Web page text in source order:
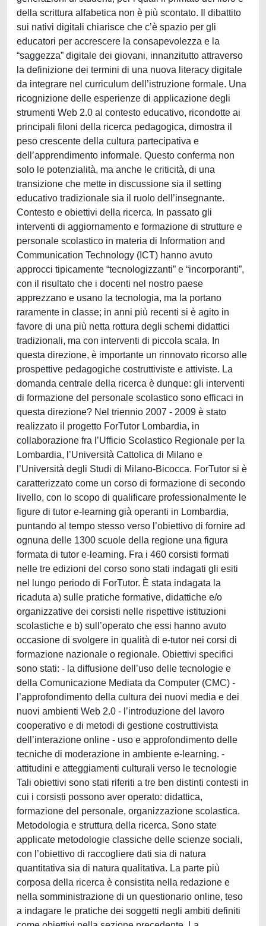
della scrittura alfabetica non è più scontato. Il dibattito
sui nativi digitali chiarisce che c’è spazio per gli
educatori per accrescere la consapevolezza e la
“saggezza” digitale dei giovani, innanzitutto attraverso
la definizione dei termini di una nuova literacy digitale
da integrare nel curriculum dell’istruzione formale. Una
ricognizione delle esperienze di applicazione degli
strumenti Web 2.0 al contesto educativo, ricondotte ai
principali filoni della ricerca pedagogica, dimostra il
peso crescente della cultura partecipativa e
dell’apprendimento informale. Questo conferma non
solo le potenzialità, ma anche le criticità, di una
transizione che mette in discussione sia il setting
educativo tradizionale sia il ruolo dell’insegnante.
Contesto e obiettivi della ricerca. In passato gli
interventi di aggiornamento e formazione di strutture e
personale scolastico in materia di Information and
Communication Technology (ICT) hanno avuto
approcci tipicamente “tecnologizzanti” e “incorporanti”,
con il risultato che i docenti nel nostro paese
apprezzano e usano la tecnologia, ma la portano
raramente in classe; in anni più recenti si è agito in
favore di una più netta rottura degli schemi didattici
tradizionali, ma con interventi di piccola scala. In
questa direzione, è importante un rinnovato ricorso alle
prospettive pedagogiche costruttiviste e attiviste. La
domanda centrale della ricerca è dunque: gli interventi
di formazione del personale scolastico sono efficaci in
questa direzione? Nel triennio 2007 - 2009 è stato
realizzato il progetto ForTutor Lombardia, in
collaborazione fra l’Ufficio Scolastico Regionale per la
Lombardia, l’Università Cattolica di Milano e
l’Università degli Studi di Milano-Bicocca. ForTutor si è
caratterizzato come un corso di formazione di secondo
livello, con lo scopo di qualificare professionalmente le
figure di tutor e-learning già operanti in Lombardia,
puntando al tempo stesso verso l’obiettivo di fornire ad
ognuna delle 1300 scuole della regione una figura
formata di tutor e-learning. Fra i 460 corsisti formati
nelle tre edizioni del corso sono stati indagati gli esiti
nel lungo periodo di ForTutor. È stata indagata la
ricaduta a) sulle pratiche formative, didattiche e/o
organizzative dei corsisti nelle rispettive istituzioni
scolastiche e b) sull’operato che essi hanno avuto
occasione di svolgere in qualità di e-tutor nei corsi di
formazione nazionale o regionale. Obiettivi specifici
sono stati: - la diffusione dell’uso delle tecnologie e
della Comunicazione Mediata da Computer (CMC) -
l’approfondimento della cultura dei nuovi media e dei
nuovi ambienti Web 2.0 - l’introduzione del lavoro
cooperativo e di metodi di gestione costruttivista
dell’interazione online - uso e approfondimento delle
tecniche di moderazione in ambiente e-learning. -
attitudini e atteggiamenti culturali verso le tecnologie
Tali obiettivi sono stati riferiti a tre ben distinti contesti in
cui i corsisti possono aver operato: didattica,
formazione del personale, organizzazione scolastica.
Metodologia e struttura della ricerca. Sono state
applicate metodologie classiche delle scienze sociali,
con l’obiettivo di raccogliere dati sia di natura
quantitativa sia di natura qualitativa. La parte più
corposa della ricerca è consistita nella redazione e
nella somministrazione di un questionario online, teso
a indagare le pratiche dei soggetti negli ambiti definiti